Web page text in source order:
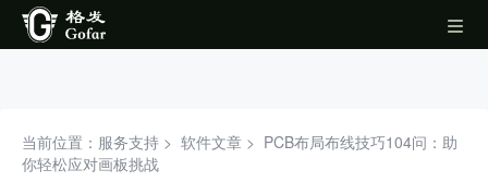
当前位置：服务支持 > 软件文章 > PCB布局布线技巧104问：助
你轻松应对画板挑战